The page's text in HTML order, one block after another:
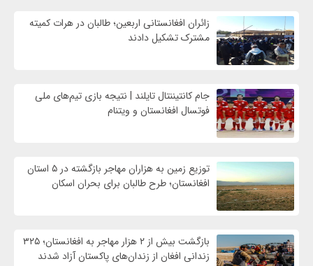
زائران افغانستانی اربعین؛ طالبان در هرات کمیته
مشترک تشکیل دادند
جام کانتیننتال تایلند | نتیجه بازی تیم‌های ملی
فوتسال افغانستان و ویتنام
توزیع زمین به هزاران مهاجر بازگشته در ۵ استان
افغانستان؛ طرح طالبان برای بحران اسکان
بازگشت بیش از ۲ هزار مهاجر به افغانستان؛ ۳۲۵
زندانی افغان از زندان‌های پاکستان آزاد شدند